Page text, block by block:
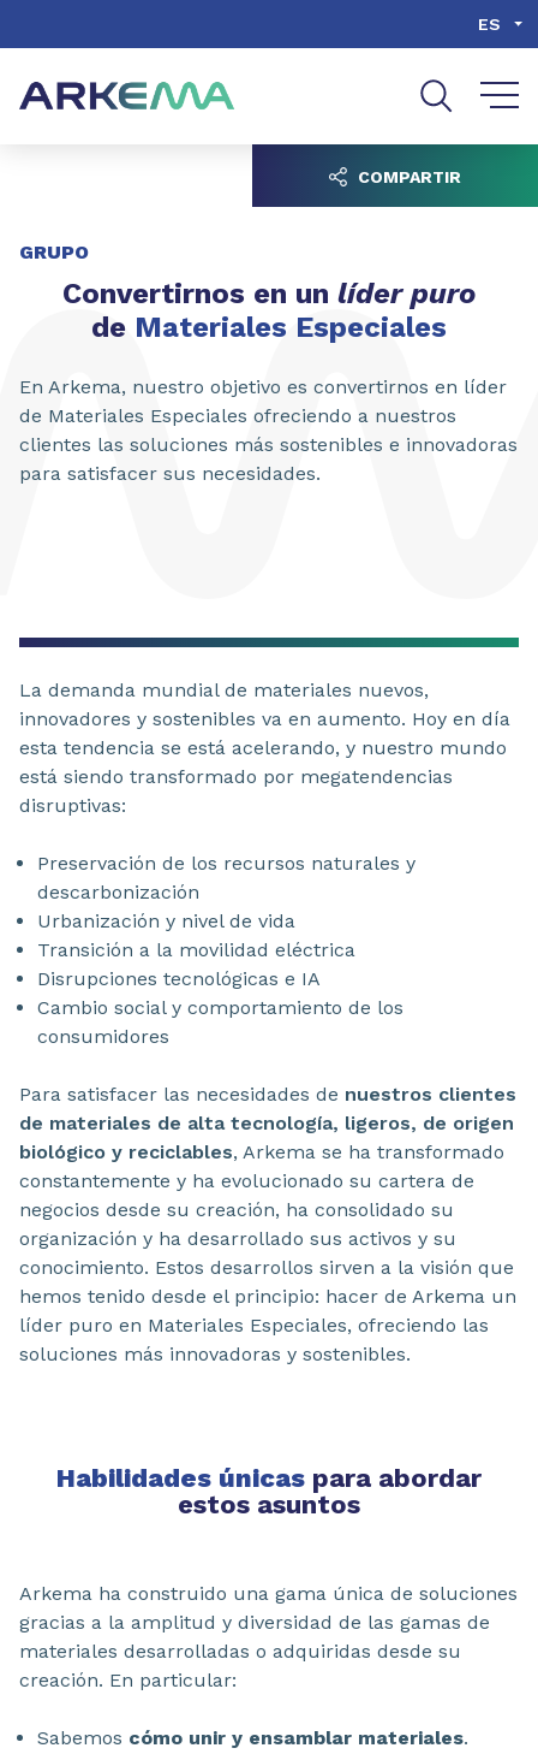
ES
GRUPO
Convertirnos en un líder puro
de Materiales Especiales
En Arkema, nuestro objetivo es convertirnos en líder
de Materiales Especiales ofreciendo a nuestros
clientes las soluciones más sostenibles e innovadoras
para satisfacer sus necesidades.
COMPARTIR
La demanda mundial de materiales nuevos,
innovadores y sostenibles va en aumento. Hoy en día
esta tendencia se está acelerando, y nuestro mundo
está siendo transformado por megatendencias
disruptivas:
Preservación de los recursos naturales y
descarbonización
Urbanización y nivel de vida
Transición a la movilidad eléctrica
Disrupciones tecnológicas e IA
Cambio social y comportamiento de los
consumidores
Para satisfacer las necesidades de nuestros clientes
de materiales de alta tecnología, ligeros, de origen
biológico y reciclables, Arkema se ha transformado
constantemente y ha evolucionado su cartera de
negocios desde su creación, ha consolidado su
organización y ha desarrollado sus activos y su
conocimiento. Estos desarrollos sirven a la visión que
hemos tenido desde el principio: hacer de Arkema un
líder puro en Materiales Especiales, ofreciendo las
soluciones más innovadoras y sostenibles.
Habilidades únicas para abordar
estos asuntos
Arkema ha construido una gama única de soluciones
gracias a la amplitud y diversidad de las gamas de
materiales desarrolladas o adquiridas desde su
creación. En particular:
Sabemos cómo unir y ensamblar materiales.